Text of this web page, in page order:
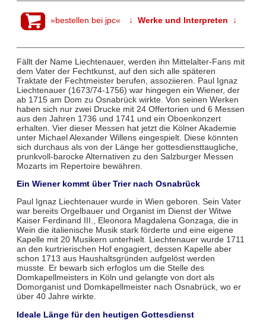
»bestellen bei jpc« ↓ Werke und Interpreten ↓
Fällt der Name Liechtenauer, werden ihn Mittelalter-Fans mit
dem Vater der Fechtkunst, auf den sich alle späteren
Traktate der Fechtmeister berufen, assoziieren. Paul Ignaz
Liechtenauer (1673/74-1756) war hingegen ein Wiener, der
ab 1715 am Dom zu Osnabrück wirkte. Von seinen Werken
haben sich nur zwei Drucke mit 24 Offertorien und 6 Messen
aus den Jahren 1736 und 1741 und ein Oboenkonzert
erhalten. Vier dieser Messen hat jetzt die Kölner Akademie
unter Michael Alexander Willens eingespielt. Diese könnten
sich durchaus als von der Länge her gottesdiensttaugliche,
prunkvoll-barocke Alternativen zu den Salzburger Messen
Mozarts im Repertoire bewähren.
Ein Wiener kommt über Trier nach Osnabrück
Paul Ignaz Liechtenauer wurde in Wien geboren. Sein Vater
war bereits Orgelbauer und Organist im Dienst der Witwe
Kaiser Ferdinand III., Eleonora Magdalena Gonzaga, die in
Wein die italienische Musik stark förderte und eine eigene
Kapelle mit 20 Musikern unterhielt. Liechtenauer wurde 1711
an den kurtrierischen Hof engagiert, dessen Kapelle aber
schon 1713 aus Haushaltsgründen aufgelöst werden
musste. Er bewarb sich erfoglos um die Stelle des
Domkapellmeisters in Köln und gelangte von dort als
Domorganist und Domkapellmeister nach Osnabrück, wo er
über 40 Jahre wirkte.
Ideale Länge für den heutigen Gottesdienst